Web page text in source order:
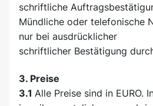
schriftliche
Mündliche oder telefonische
nur bei ausdrücklicher
schriftlicher Bestätigung
3. Preise
3.1 Alle Preise sind in EURO.